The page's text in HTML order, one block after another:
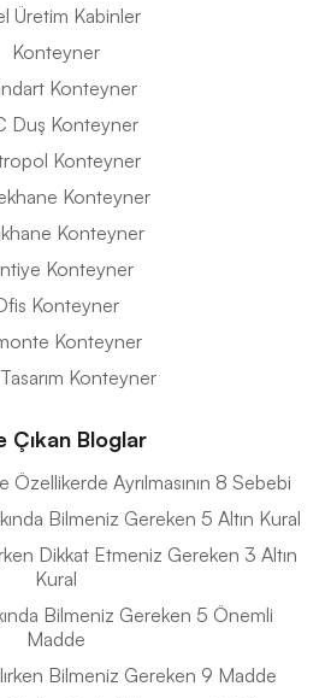
Üretim Kabinler
Konteyner
Konteyner
Duş Konteyner
Konteyner
Konteyner
Konteyner
Konteyner
Konteyner
Konteyner
Konteyner
Çıkan Bloglar
Özellikerde Ayrılmasının 8 Sebebi
Bilmeniz Gereken 5 Altın Kural
Dikkat Etmeniz Gereken 3 Altın
Kural
Bilmeniz Gereken 5 Önemli
Madde
Bilmeniz Gereken 9 Madde